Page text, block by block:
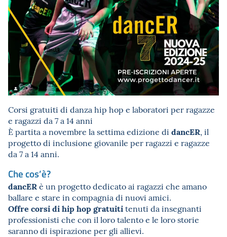
Corsi gratuiti di danza hip hop e laboratori per ragazze
e ragazzi da 7 a 14 anni
È partita a novembre la settima edizione di dancER, il
progetto di inclusione giovanile per ragazzi e ragazze
da 7 a 14 anni.
Che cos’è?
dancERè un progetto dedicato ai ragazzi che amano
ballare e stare in compagnia di nuovi amici.
Offre corsi di hip hop gratuititenuti da insegnanti
professionisti che con il loro talento e le loro storie
saranno di ispirazione per gli allievi.